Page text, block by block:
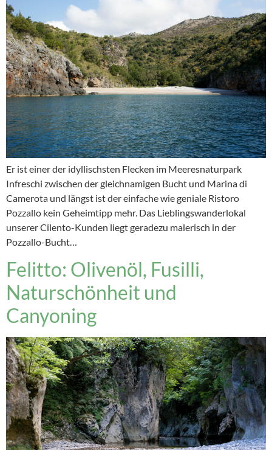
Er ist einer der idyllischsten Flecken im Meeresnaturpark
Infreschi zwischen der gleichnamigen Bucht und Marina di
Camerota und längst ist der einfache wie geniale Ristoro
Pozzallo kein Geheimtipp mehr. Das Lieblingswanderlokal
unserer Cilento-Kunden liegt geradezu malerisch in der
Pozzallo-Bucht…
Felitto: Olivenöl, Fusilli,
Naturschönheit und
Canyoning